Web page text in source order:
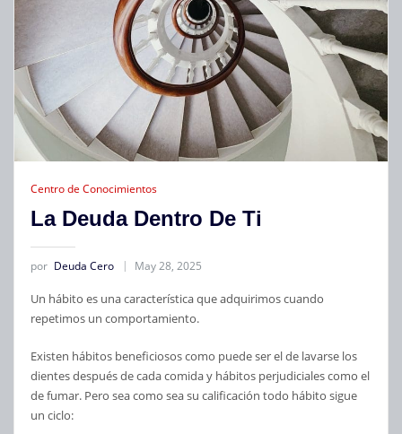
Centro de Conocimientos
La Deuda Dentro De Ti
por Deuda Cero May 28, 2025
Un hábito es una característica que adquirimos cuando
repetimos un comportamiento.
Existen hábitos beneficiosos como puede ser el de lavarse los
dientes después de cada comida y hábitos perjudiciales como el
de fumar. Pero sea como sea su calificación todo hábito sigue
un ciclo: